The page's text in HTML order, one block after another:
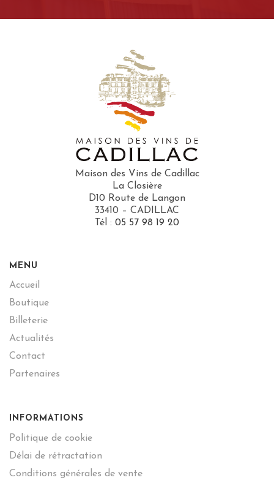
Maison des Vins de Cadillac
La Closière
D10 Route de Langon
33410 – CADILLAC
Tél : 05 57 98 19 20
MENU
Accueil
Boutique
Billeterie
Actualités
Contact
Partenaires
INFORMATIONS
Politique de cookie
Délai de rétractation
Conditions générales de vente